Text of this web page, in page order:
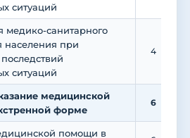
ситуаций
медико-санитарного
населения при
ситуаций
4
медицинской
форме
6
помощи в